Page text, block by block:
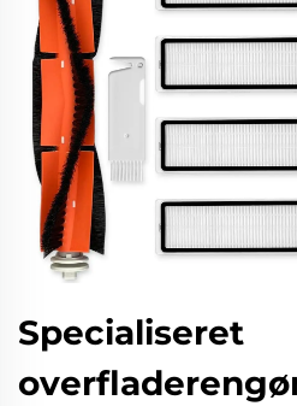
Specialiseret